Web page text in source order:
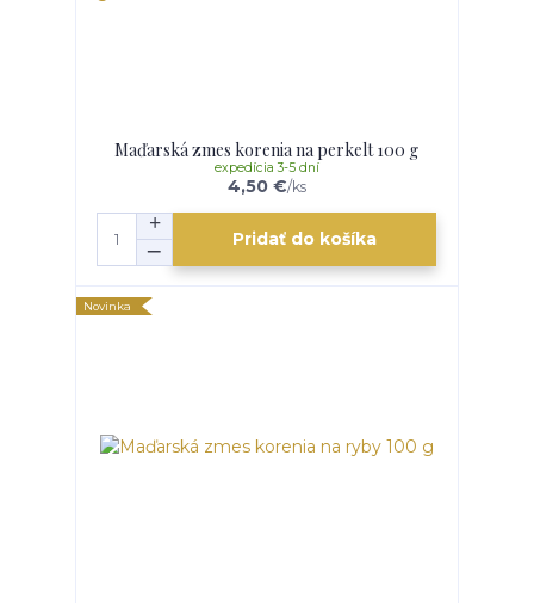
Maďarská zmes korenia na perkelt 100 g
4,50 €/ks
expedícia 3-5 dní
Pridať do košíka
Novinka